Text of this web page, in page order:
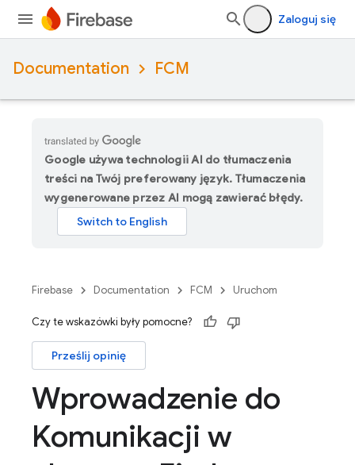
Zaloguj się
Documentation FCM
Google używa technologii AI do tłumaczenia
treści na Twój preferowany język. Tłumaczenia
wygenerowane przez AI mogą zawierać błędy.
Firebase Documentation FCM Uruchom
Czy te wskazówki były pomocne?
Prześlij opinię
Wprowadzenie do
Komunikacji w